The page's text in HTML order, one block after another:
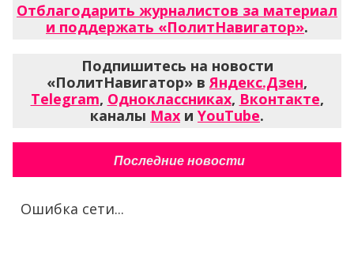
Отблагодарить журналистов за материал
и поддержать «ПолитНавигатор».
Подпишитесь на новости
«ПолитНавигатор» вЯндекс.Дзен,
Telegram, Одноклассниках, Вконтакте,
каналы Max и YouTube.
Последние новости
Ошибка сети...